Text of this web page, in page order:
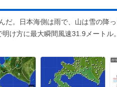
だ。日本海側は雨で、山は雪の降
け方に最大瞬間風速31.9メートル